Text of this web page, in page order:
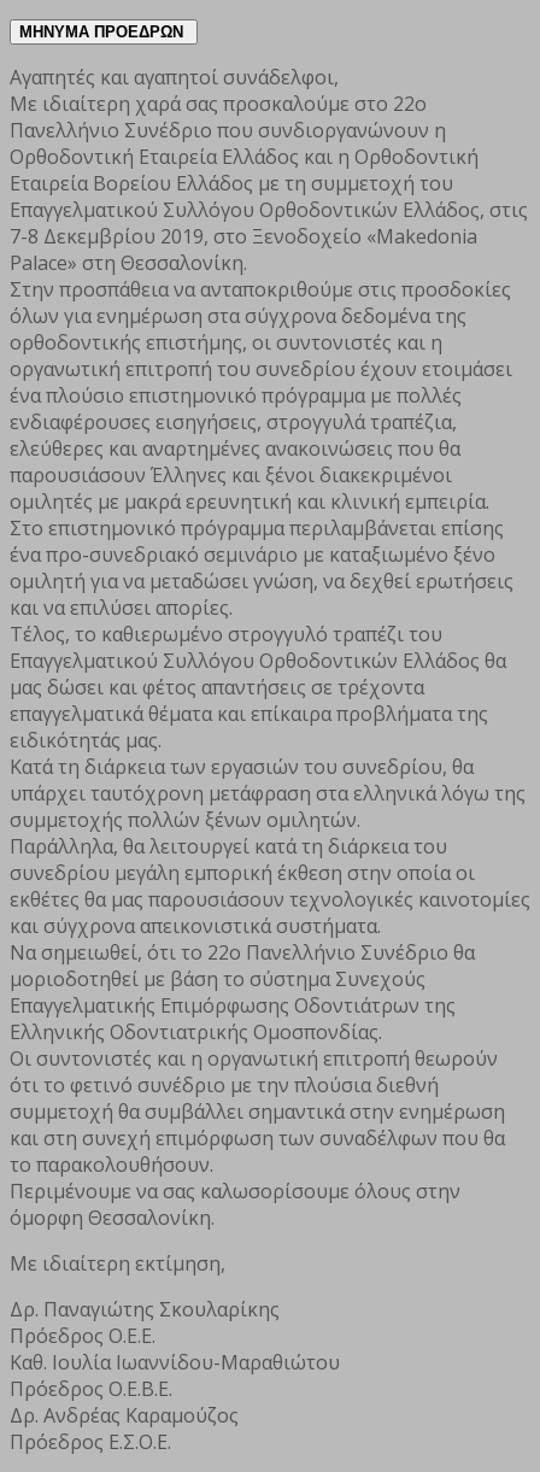
ΜΗΝΥΜΑ ΠΡΟΕΔΡΩΝ
Αγαπητές και αγαπητοί συνάδελφοι,
Με ιδιαίτερη χαρά σας προσκαλούμε στο 22ο
Πανελλήνιο Συνέδριο που συνδιοργανώνουν η
Ορθοδοντική Εταιρεία Ελλάδος και η Ορθοδοντική
Εταιρεία Βορείου Ελλάδος με τη συμμετοχή του
Επαγγελματικού Συλλόγου Ορθοδοντικών Ελλάδος, στις
7-8 Δεκεμβρίου 2019, στο Ξενοδοχείο «Makedonia
Palace» στη Θεσσαλονίκη.
Στην προσπάθεια να ανταποκριθούμε στις προσδοκίες
όλων για ενημέρωση στα σύγχρονα δεδομένα της
ορθοδοντικής επιστήμης, οι συντονιστές και η
οργανωτική επιτροπή του συνεδρίου έχουν ετοιμάσει
ένα πλούσιο επιστημονικό πρόγραμμα με πολλές
ενδιαφέρουσες εισηγήσεις, στρογγυλά τραπέζια,
ελεύθερες και αναρτημένες ανακοινώσεις που θα
παρουσιάσουν Έλληνες και ξένοι διακεκριμένοι
ομιλητές με μακρά ερευνητική και κλινική εμπειρία.
Στο επιστημονικό πρόγραμμα περιλαμβάνεται επίσης
ένα προ-συνεδριακό σεμινάριο με καταξιωμένο ξένο
ομιλητή για να μεταδώσει γνώση, να δεχθεί ερωτήσεις
και να επιλύσει απορίες.
Τέλος, το καθιερωμένο στρογγυλό τραπέζι του
Επαγγελματικού Συλλόγου Ορθοδοντικών Ελλάδος θα
μας δώσει και φέτος απαντήσεις σε τρέχοντα
επαγγελματικά θέματα και επίκαιρα προβλήματα της
ειδικότητάς μας.
Κατά τη διάρκεια των εργασιών του συνεδρίου, θα
υπάρχει ταυτόχρονη μετάφραση στα ελληνικά λόγω της
συμμετοχής πολλών ξένων ομιλητών.
Παράλληλα, θα λειτουργεί κατά τη διάρκεια του
συνεδρίου μεγάλη εμπορική έκθεση στην οποία οι
εκθέτες θα μας παρουσιάσουν τεχνολογικές καινοτομίες
και σύγχρονα απεικονιστικά συστήματα.
Να σημειωθεί, ότι το 22ο Πανελλήνιο Συνέδριο θα
μοριοδοτηθεί με βάση το σύστημα Συνεχούς
Επαγγελματικής Επιμόρφωσης Οδοντιάτρων της
Ελληνικής Οδοντιατρικής Ομοσπονδίας.
Οι συντονιστές και η οργανωτική επιτροπή θεωρούν
ότι το φετινό συνέδριο με την πλούσια διεθνή
συμμετοχή θα συμβάλλει σημαντικά στην ενημέρωση
και στη συνεχή επιμόρφωση των συναδέλφων που θα
το παρακολουθήσουν.
Περιμένουμε να σας καλωσορίσουμε όλους στην
όμορφη Θεσσαλονίκη.
Με ιδιαίτερη εκτίμηση,
Δρ. Παναγιώτης Σκουλαρίκης
Πρόεδρος Ο.Ε.Ε.
Καθ. Ιουλία Ιωαννίδου-Μαραθιώτου
Πρόεδρος Ο.Ε.Β.Ε.
Δρ. Ανδρέας Καραμούζος
Πρόεδρος Ε.Σ.Ο.Ε.